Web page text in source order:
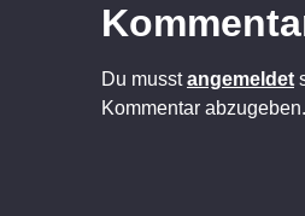
Du musstangemeldet
Kommentar abzugeben.